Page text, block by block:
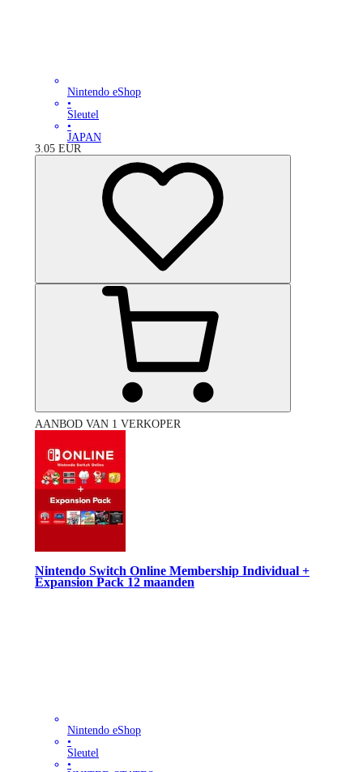
Nintendo eShop
•
Sleutel
•
JAPAN
3.05 EUR
AANBOD VAN 1 VERKOPER
Nintendo Switch Online Membership Individual +
Expansion Pack 12 maanden
Nintendo eShop
•
Sleutel
•